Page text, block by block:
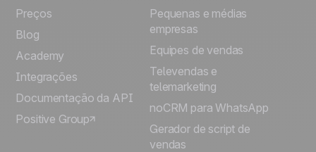
Français
Español
Italiano
Deutsch
Preços
Blog
Academy
Integrações
Documentação da API
Positive Group
Pequenas e médias
empresas
Equipes de vendas
Televendas e
telemarketing
noCRM para WhatsApp
Gerador de script de
vendas